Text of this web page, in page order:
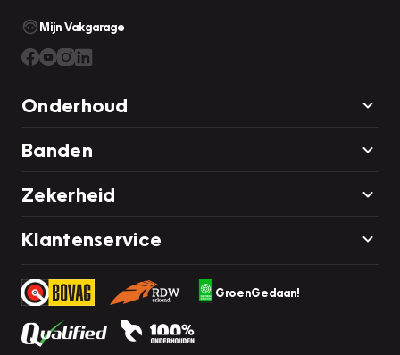
Mijn Vakgarage
Onderhoud
Banden
Zekerheid
Klantenservice
GroenGedaan!